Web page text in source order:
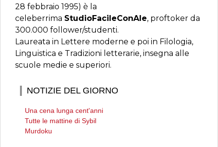
28 febbraio 1995) è la
celeberrima StudioFacileConAle, proftoker da
300.000 follower/studenti.
Laureata in Lettere moderne e poi in Filologia,
Linguistica e Tradizioni letterarie, insegna alle
scuole medie e superiori.
NOTIZIE DEL GIORNO
Una cena lunga cent'anni
Tutte le mattine di Sybil
Murdoku